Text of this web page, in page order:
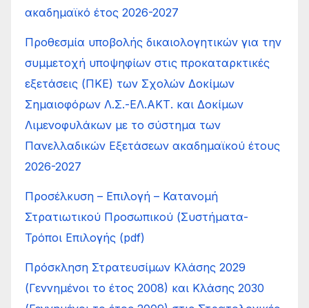
ακαδημαϊκό έτος 2026-2027
Προθεσμία υποβολής δικαιολογητικών για την
συμμετοχή υποψηφίων στις προκαταρκτικές
εξετάσεις (ΠΚΕ) των Σχολών Δοκίμων
Σημαιοφόρων Λ.Σ.-ΕΛ.ΑΚΤ. και Δοκίμων
Λιμενοφυλάκων με το σύστημα των
Πανελλαδικών Εξετάσεων ακαδημαϊκού έτους
2026-2027
Προσέλκυση – Επιλογή – Κατανοµή
Στρατιωτικού Προσωπικού (Συστήµατα-
Τρόποι Επιλογής (pdf)
Πρόσκληση Στρατευσίμων Κλάσης 2029
(Γεννημένοι το έτος 2008) και Κλάσης 2030